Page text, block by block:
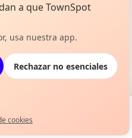
Mi selección
a que TownSpot
usa nuestra app.
Rechazar no esenciales
cookies